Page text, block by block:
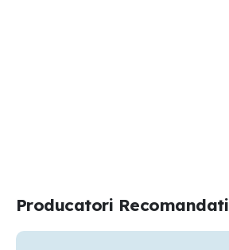
Producatori Recomandati